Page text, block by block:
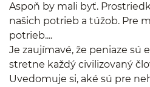
Aspoň by mali byť.
našich potrieb a túžob. Pre
potrieb....
Je zaujímavé, že peniaze sú
stretne každý civilizovaný
Uvedomuje si, aké sú pre